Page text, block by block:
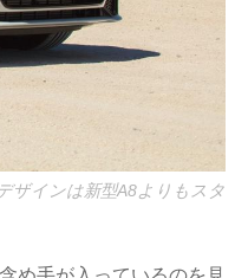
ザインは新型A8よりもスタ